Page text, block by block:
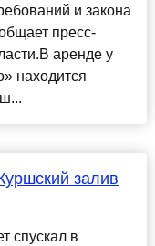
и закона
пресс-
аренде у
находится
залив
спускал в